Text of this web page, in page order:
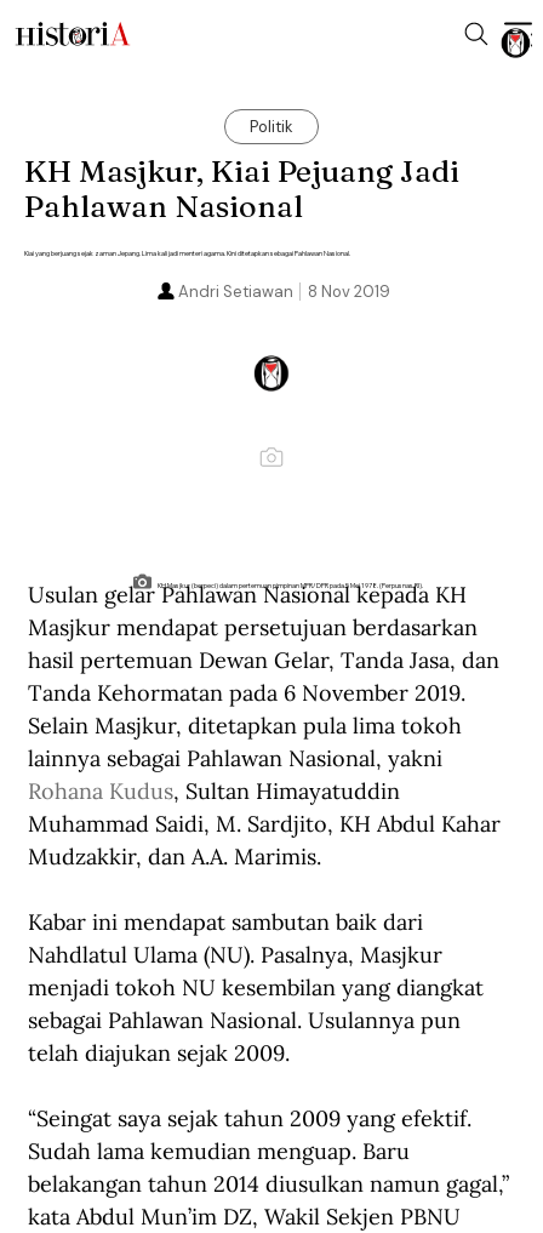
Politik
KH Masjkur, Kiai Pejuang Jadi
Pahlawan Nasional
Kiai yang berjuang sejak zaman Jepang. Lima kali jadi menteri agama. Kini ditetapkan sebagai Pahlawan Nasional.
8 Nov 2019
Andri Setiawan
KH Masjkur (berpeci) dalam pertemuan pimpinan MPR/DPR pada 5 Mei 1978. (Perpusnas RI).
Usulan gelar Pahlawan Nasional kepada KH
Masjkur mendapat persetujuan berdasarkan
hasil pertemuan Dewan Gelar, Tanda Jasa, dan
Tanda Kehormatan pada 6 November 2019.
Selain Masjkur, ditetapkan pula lima tokoh
lainnya sebagai Pahlawan Nasional, yakni
Rohana Kudus, Sultan Himayatuddin
Muhammad Saidi, M. Sardjito, KH Abdul Kahar
Mudzakkir, dan A.A. Marimis.
Kabar ini mendapat sambutan baik dari
Nahdlatul Ulama (NU). Pasalnya, Masjkur
menjadi tokoh NU kesembilan yang diangkat
sebagai Pahlawan Nasional. Usulannya pun
telah diajukan sejak 2009.
“Seingat saya sejak tahun 2009 yang efektif.
Sudah lama kemudian menguap. Baru
belakangan tahun 2014 diusulkan namun gagal,”
kata Abdul Mun’im DZ, Wakil Sekjen PBNU